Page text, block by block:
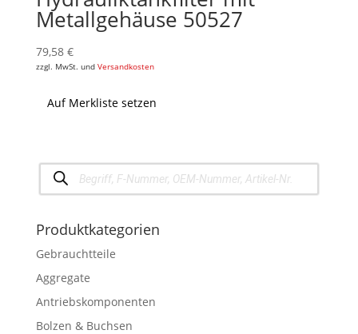
Metallgehäuse 50527
79,58 €
zzgl. MwSt. und Versandkosten
Auf Merkliste setzen
Products
search
Produktkategorien
Gebrauchtteile
Aggregate
Antriebskomponenten
Bolzen & Buchsen